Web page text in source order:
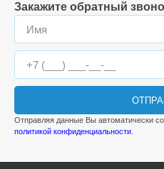
Закажите обратный
Отправляя данные Вы автоматически
политикой конфиденциальности